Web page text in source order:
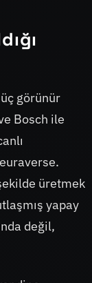
görünür
Bosch ile
üretmek
yapay
değil,